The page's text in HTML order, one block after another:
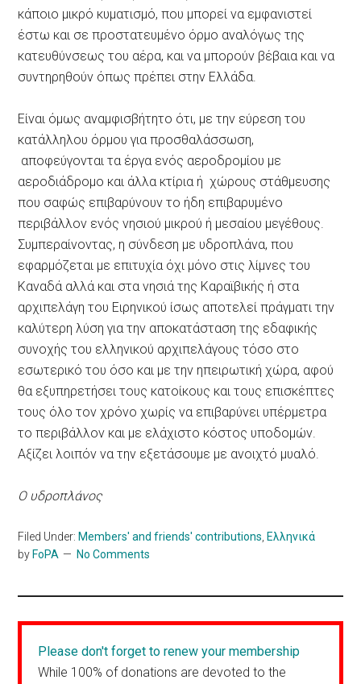
κάποιο μικρό κυματισμό, που μπορεί να εμφανιστεί
έστω και σε προστατευμένο όρμο αναλόγως της
κατευθύνσεως του αέρα, και να μπορούν βέβαια και να
συντηρηθούν όπως πρέπει στην Ελλάδα.
Είναι όμως αναμφισβήτητο ότι, με την εύρεση του
κατάλληλου όρμου για προσθαλάσσωση,
αποφεύγονται τα έργα ενός αεροδρομίου με
αεροδιάδρομο και άλλα κτίρια ή χώρους στάθμευσης
που σαφώς επιβαρύνουν το ήδη επιβαρυμένο
περιβάλλον ενός νησιού μικρού ή μεσαίου μεγέθους.
Συμπεραίνοντας, η σύνδεση με υδροπλάνα, που
εφαρμόζεται με επιτυχία όχι μόνο στις λίμνες του
Καναδά αλλά και στα νησιά της Καραϊβικής ή στα
αρχιπελάγη του Ειρηνικού ίσως αποτελεί πράγματι την
καλύτερη λύση για την αποκατάσταση της εδαφικής
συνοχής του ελληνικού αρχιπελάγους τόσο στο
εσωτερικό του όσο και με την ηπειρωτική χώρα, αφού
θα εξυπηρετήσει τους κατοίκους και τους επισκέπτες
τους όλο τον χρόνο χωρίς να επιβαρύνει υπέρμετρα
το περιβάλλον και με ελάχιστο κόστος υποδομών.
Αξίζει λοιπόν να την εξετάσουμε με ανοιχτό μυαλό.
Ο υδροπλάνος
Filed Under: Members' and friends' contributions Ελληνικά
by FoPA No Comments
Please don't forget to renew your membership
While 100% of donations are devoted to the